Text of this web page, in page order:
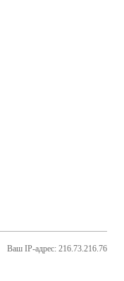
Ваш IP-адрес: 216.73.216.76